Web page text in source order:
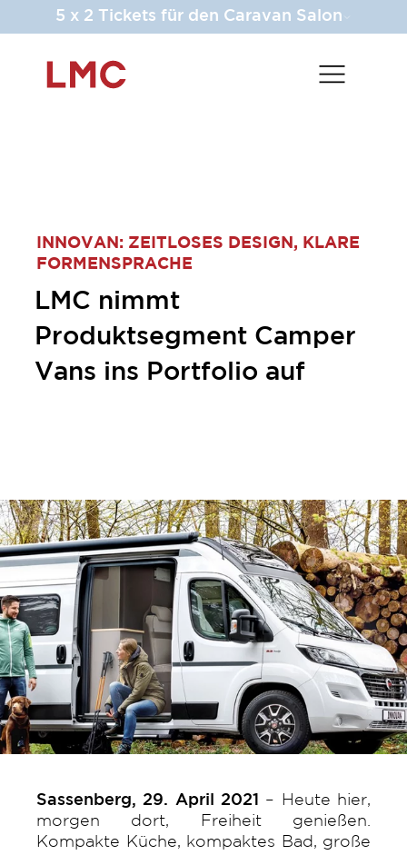
5 x 2 Tickets für den Caravan Salon
INNOVAN: ZEITLOSES DESIGN, KLARE
FORMENSPRACHE
LMC nimmt
Produktsegment Camper
Vans ins Portfolio auf
Sassenberg, 29. April 2021
– Heute hier,
morgen dort, Freiheit genießen.
Kompakte Küche, kompaktes Bad, große